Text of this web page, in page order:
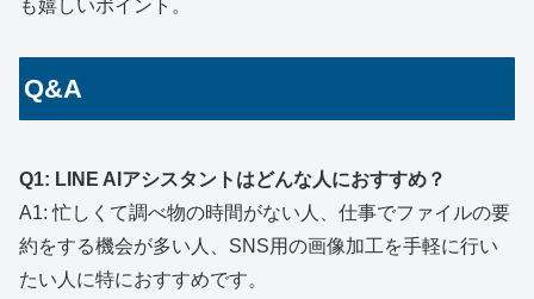
も嬉しいポイント。
Q&A
Q1: LINE AIアシスタントはどんな人におすすめ？
A1: 忙しくて調べ物の時間がない人、仕事でファイルの要
約をする機会が多い人、SNS用の画像加工を手軽に行い
たい人に特におすすめです。